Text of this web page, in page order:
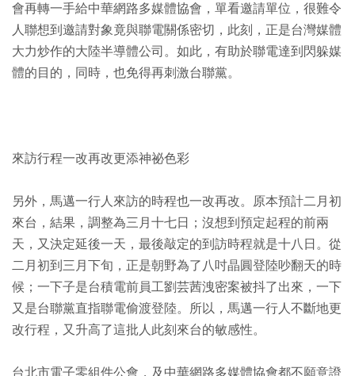
會再轉一手給中華網路多媒體協會，單看邀請單位，很難令
人聯想到邀請對象竟與聯電關係密切，此刻，正是台灣媒體
大力炒作的大陸半導體公司。如此，有助於聯電達到閃躲媒
體的目的，同時，也免得再刺激台聯黨。
來訪行程一改再改更添神祕色彩
另外，馬邁一行人來訪的時程也一改再改。原本預計二月初
來台，結果，調整為三月十七日；沒想到預定起程的前兩
天，又決定延後一天，最後敲定的到訪時程就是十八日。從
二月初到三月下旬，正是朝野為了八吋晶圓登陸吵翻天的時
候；一下子是台積電前員工劉芸茜洩密案被抖了出來，一下
又是台聯黨直指聯電偷渡登陸。所以，馬邁一行人不斷地更
改行程，又升高了這批人此刻來台的敏感性。
台北市電子零組件公會，及中華網路多媒體協會都不願意證